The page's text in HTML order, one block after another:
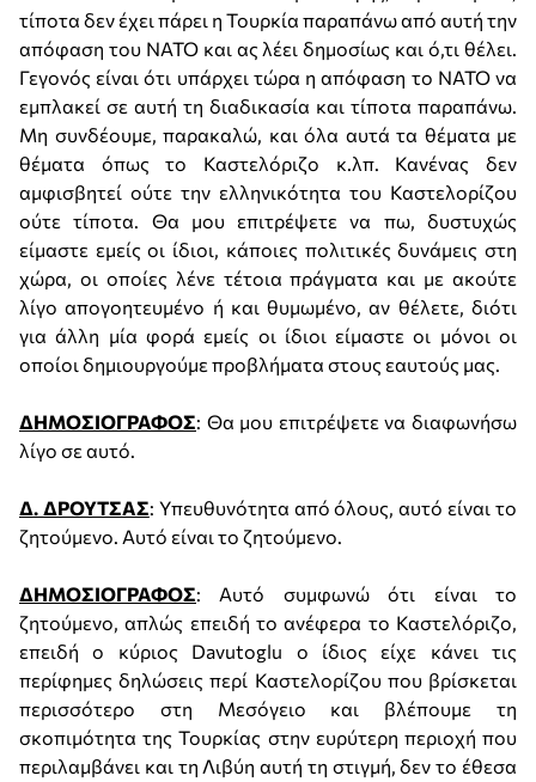
τίποτα δεν έχει πάρει η Τουρκία παραπάνω από αυτή την
απόφαση του ΝΑΤΟ και ας λέει δημοσίως και ό,τι θέλει.
Γεγονός είναι ότι υπάρχει τώρα η απόφαση το ΝΑΤΟ να
εμπλακεί σε αυτή τη διαδικασία και τίποτα παραπάνω.
Μη συνδέουμε, παρακαλώ, και όλα αυτά τα θέματα με
θέματα όπως το Καστελόριζο κ.λπ. Κανένας δεν
αμφισβητεί ούτε την ελληνικότητα του Καστελορίζου
ούτε τίποτα. Θα μου επιτρέψετε να πω, δυστυχώς
είμαστε εμείς οι ίδιοι, κάποιες πολιτικές δυνάμεις στη
χώρα, οι οποίες λένε τέτοια πράγματα και με ακούτε
λίγο απογοητευμένο ή και θυμωμένο, αν θέλετε, διότι
για άλλη μία φορά εμείς οι ίδιοι είμαστε οι μόνοι οι
οποίοι δημιουργούμε προβλήματα στους εαυτούς μας.
ΔΗΜΟΣΙΟΓΡΑΦΟΣ: Θα μου επιτρέψετε να διαφωνήσω
λίγο σε αυτό.
Δ. ΔΡΟΥΤΣΑΣ: Υπευθυνότητα από όλους, αυτό είναι το
ζητούμενο. Αυτό είναι το ζητούμενο.
ΔΗΜΟΣΙΟΓΡΑΦΟΣ: Αυτό συμφωνώ ότι είναι το
ζητούμενο, απλώς επειδή το ανέφερα το Καστελόριζο,
επειδή ο κύριος Davutoglu ο ίδιος είχε κάνει τις
περίφημες δηλώσεις περί Καστελορίζου που βρίσκεται
περισσότερο στη Μεσόγειο και βλέπουμε τη
σκοπιμότητα της Τουρκίας στην ευρύτερη περιοχή που
περιλαμβάνει και τη Λιβύη αυτή τη στιγμή, δεν το έθεσα